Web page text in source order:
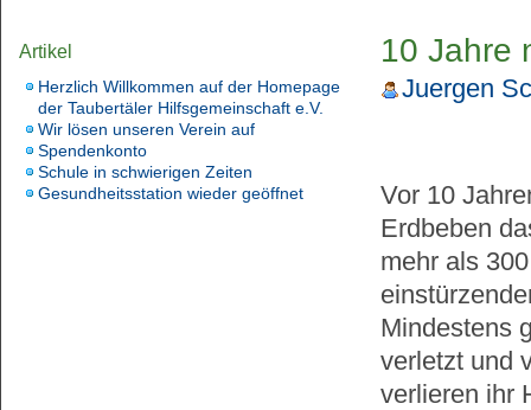
10 Jahre
Juergen
Vor 10
Erdbeben
mehr als
Mindestens
verletzt und
verlieren ihr
Artikel
Herzlich Willkommen auf der Homepage
der Taubertäler Hilfsgemeinschaft e.V.
Wir lösen unseren Verein auf
Spendenkonto
Schule in schwierigen Zeiten
Gesundheitsstation wieder geöffnet